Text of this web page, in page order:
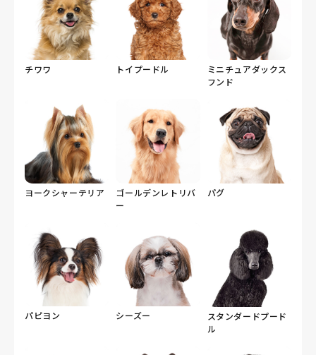
チワワ トイプードル
ミニチュアダックス
フンド
ヨークシャーテリア
ゴールデンレトリバ
ー
パグ
パピヨン シーズー
スタンダードプード
ル